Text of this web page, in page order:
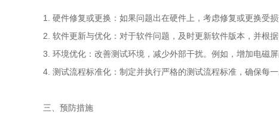
1. 硬件修复或更换：如果问题出在硬件上，考虑修复或更换受
2. 软件更新与优化：对于软件问题，及时更新软件版本，并根
3. 环境优化：改善测试环境，减少外部干扰。例如，增加电磁
4. 测试流程标准化：制定并执行严格的测试流程标准，确保每
三、预防措施